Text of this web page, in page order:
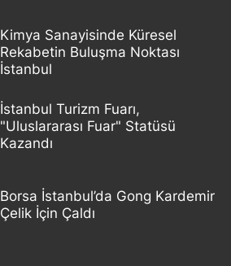
Kimya Sanayisinde Küresel
Rekabetin Buluşma Noktası
İstanbul
İstanbul Turizm Fuarı,
"Uluslararası Fuar" Statüsü
Kazandı
Borsa İstanbul’da Gong Kardemir
Çelik İçin Çaldı